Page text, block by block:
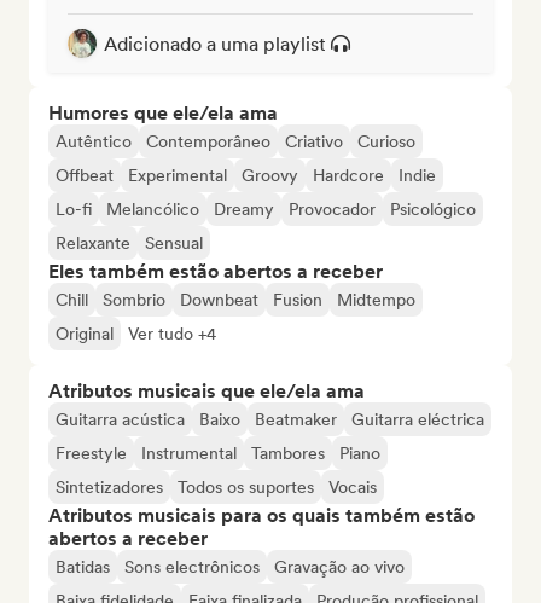
Adicionado a uma playlist
Humores que ele/ela ama
Autêntico Contemporâneo Criativo
Curioso
Offbeat
Experimental Groovy Hardcore
Indie
Lo-fi
Melancólico Dreamy Provocador
Psicológico
Relaxante
Sensual
Eles também estão abertos a receber
Chill Sombrio Downbeat Fusion
Midtempo
Original
Ver tudo +4
Atributos musicais que ele/ela ama
Guitarra acústica Baixo Beatmaker
Guitarra eléctrica
Freestyle
Instrumental Tambores
Piano
Sintetizadores
Todos os suportes Vocais
Atributos musicais para os quais também estão
abertos a receber
Batidas Sons electrônicos
Gravação ao vivo